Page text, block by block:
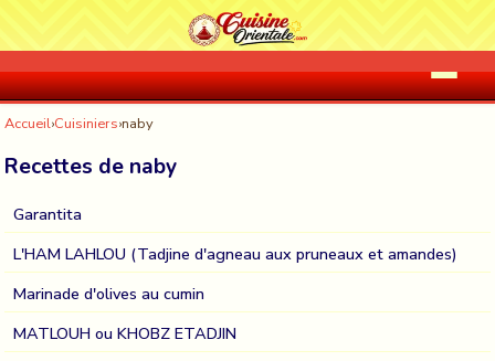
Accueil›Cuisiniers›naby
Recettes de naby
Garantita
L'HAM LAHLOU (Tadjine d'agneau aux pruneaux et amandes)
Marinade d'olives au cumin
MATLOUH ou KHOBZ ETADJIN